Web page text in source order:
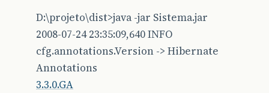
D:\projeto\dist>java -jar Sistema.jar
2008-07-24 23:35:09,640 INFO
cfg.annotations.Version -> Hibernate
Annotations
3.3.0.GA